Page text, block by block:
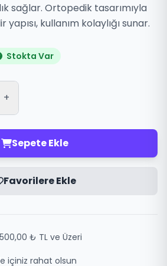
sağlar. Ortopedik tasarımıyla
kullanım kolaylığı sunar.
Stokta Var
+
Sepete Ekle
Favorilere Ekle
₺ TL ve Üzeri
içiniz rahat olsun